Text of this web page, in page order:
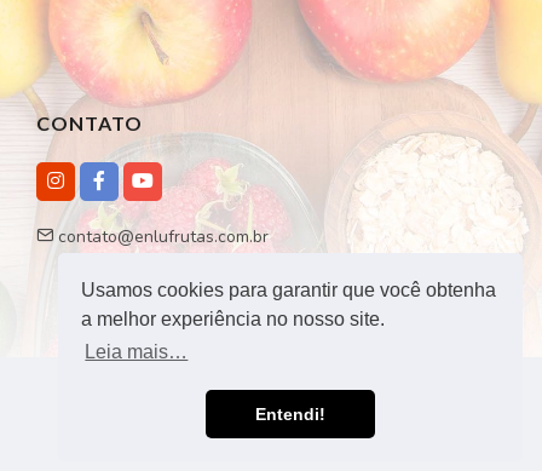
Usamos cookies para garantir que você obtenha
a melhor experiência no nosso site.
Leia mais…
Entendi!
CONTATO
contato@enlufrutas.com.br
Agência Tática - Todos os direitos reservados - 2026 |
Desenvolvido por